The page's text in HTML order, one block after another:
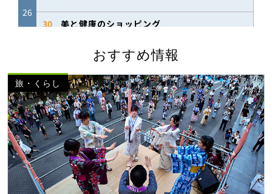
おすすめ情報
旅・くらし